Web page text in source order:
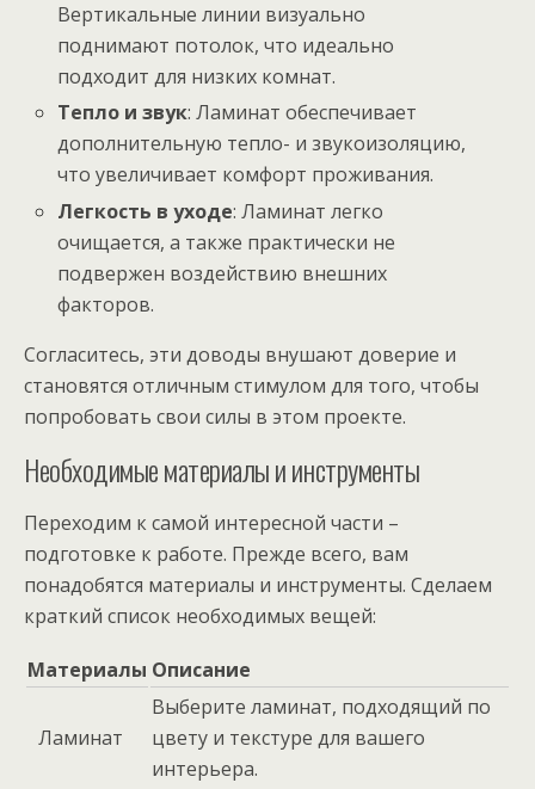
Вертикальные линии визуально
поднимают потолок, что идеально
подходит для низких комнат.
Тепло и звук: Ламинат обеспечивает
дополнительную тепло- и звукоизоляцию,
что увеличивает комфорт проживания.
Легкость в уходе: Ламинат легко
очищается, а также практически не
подвержен воздействию внешних
факторов.
Согласитесь, эти доводы внушают доверие и
становятся отличным стимулом для того, чтобы
попробовать свои силы в этом проекте.
Необходимые материалы и инструменты
Переходим к самой интересной части –
подготовке к работе. Прежде всего, вам
понадобятся материалы и инструменты. Сделаем
краткий список необходимых вещей:
Материалы Описание
Ламинат
Выберите ламинат, подходящий по
цвету и текстуре для вашего
интерьера.